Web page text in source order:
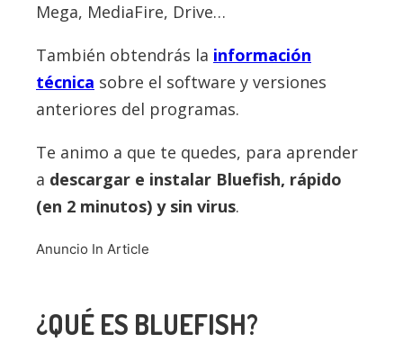
Mega, MediaFire, Drive…
También obtendrás la información
técnica sobre el software y versiones
anteriores del programas.
Te animo a que te quedes, para aprender
a descargar e instalar Bluefish, rápido
(en 2 minutos) y sin virus.
Anuncio In Article
¿QUÉ ES BLUEFISH?